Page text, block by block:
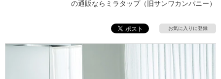
建具・玄関
ウッドデッキ フローリング・床材
家具
名古屋ショールーム 京都ショールーム
札幌スマートショールー
サポート
初めての方へ
お問い合わせ
その他サービス
Coziコンシ
の通販ならミラタップ（旧サンワカンパニー）
お気に入りに登録